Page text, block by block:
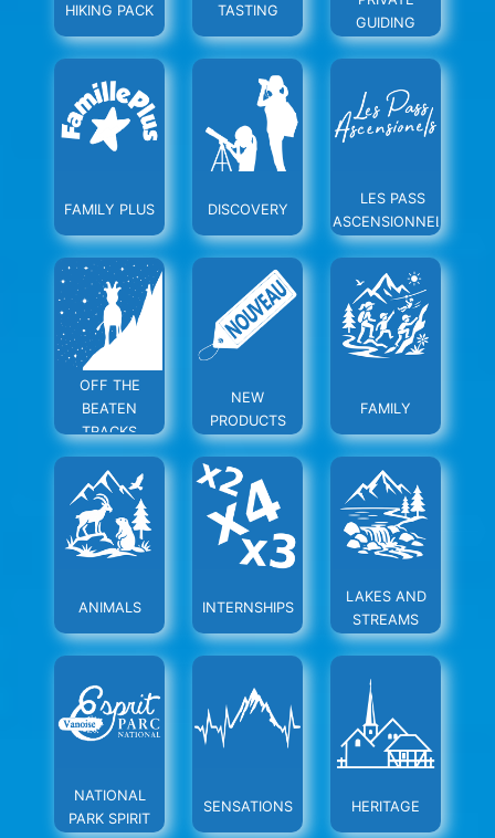
HIKING PACK TASTING
GUIDING
FAMILY PLUS DISCOVERY
LES PASS
ASCENSIONNELS
OFF THE
BEATEN
TRACKS
NEW
PRODUCTS
FAMILY
ANIMALS INTERNSHIPS
LAKES AND
STREAMS
NATIONAL
PARK SPIRIT
SENSATIONS HERITAGE